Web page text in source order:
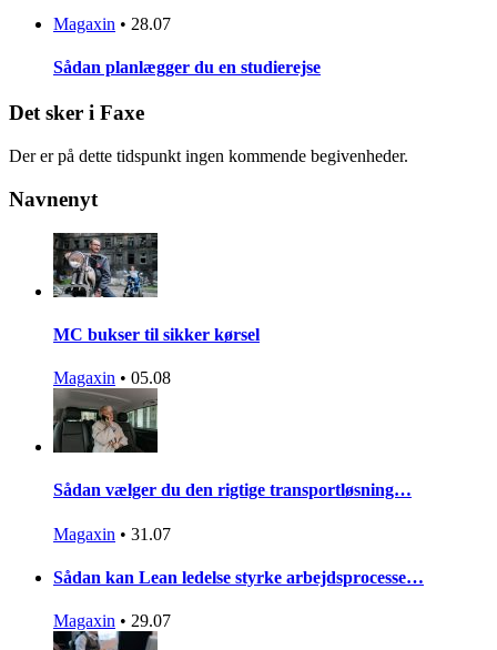
Magaxin • 28.07
Sådan planlægger du en studierejse
Det sker i Faxe
Der er på dette tidspunkt ingen kommende begivenheder.
Navnenyt
MC bukser til sikker kørsel
Magaxin • 05.08
Sådan vælger du den rigtige transportløsning…
Magaxin • 31.07
Sådan kan Lean ledelse styrke arbejdsprocesse…
Magaxin • 29.07